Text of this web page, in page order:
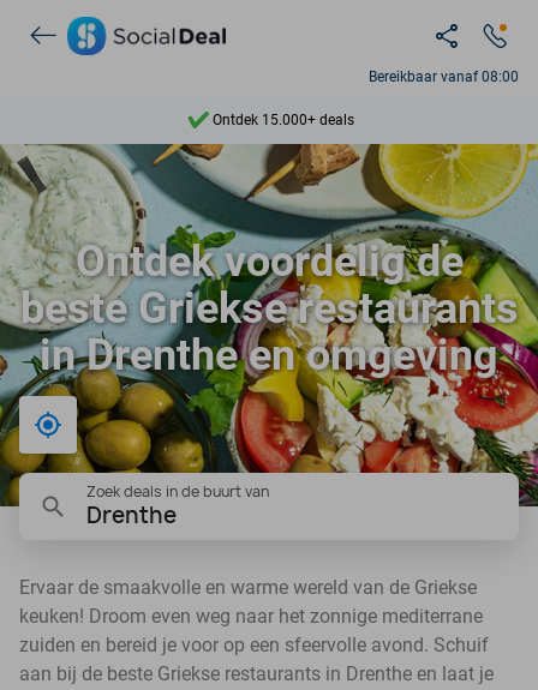
Bereikbaar vanaf 08:00
Ontdek 15.000+ deals
7 dagen per week beschikbaar
10+ miljoen leden
9,4
Ontdek 15.000+ deals
Ontdek voordelig de
beste Griekse restaurants
in Drenthe en omgeving
Bij mij in de buurt
Zoek deals in de buurt van
Drenthe
Ervaar de smaakvolle en warme wereld van de Griekse
keuken! Droom even weg naar het zonnige mediterrane
zuiden en bereid je voor op een sfeervolle avond. Schuif
aan bij de beste Griekse restaurants in Drenthe en laat je